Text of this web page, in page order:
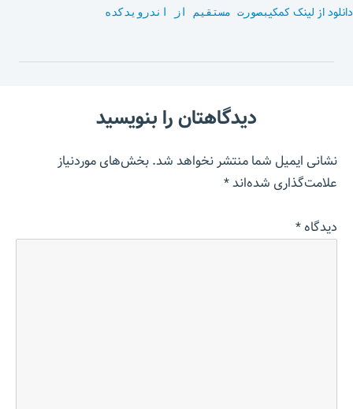
دانلود از لینک کمکیبصورت مستقیم از اندرویدکده
دیدگاهتان را بنویسید
نشانی ایمیل شما منتشر نخواهد شد.بخش‌های موردنیاز
علامت‌گذاری شده‌اند*
دیدگاه*